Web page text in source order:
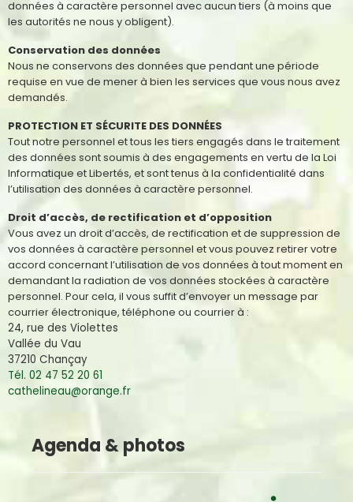
données à caractère personnel avec aucun tiers (à moins que
les autorités ne nous y obligent).
Conservation des données
Nous ne conservons des données que pendant une période
requise en vue de mener à bien les services que vous nous avez
demandés.
PROTECTION ET SÉCURITE DES DONNÉES
Tout notre personnel et tous les tiers engagés dans le traitement
des données sont soumis à des engagements en vertu de la Loi
Informatique et Libertés, et sont tenus à la confidentialité dans
l’utilisation des données à caractère personnel.
Droit d’accès, de rectification et d’opposition
Vous avez un droit d’accès, de rectification et de suppression de
vos données à caractère personnel et vous pouvez retirer votre
accord concernant l’utilisation de vos données à tout moment en
demandant la radiation de vos données stockées à caractère
personnel. Pour cela, il vous suffit d’envoyer un message par
courrier électronique, téléphone ou courrier à :
24, rue des Violettes
Vallée du Vau
37210 Chançay
Tél. 02 47 52 20 61
cathelineau@orange.fr
Agenda & photos